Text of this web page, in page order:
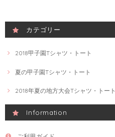
カテゴリー
2018甲子園Tシャツ・トート
夏の甲子園Tシャツ・トート
2018年夏の地方大会Tシャツ・トート
Information